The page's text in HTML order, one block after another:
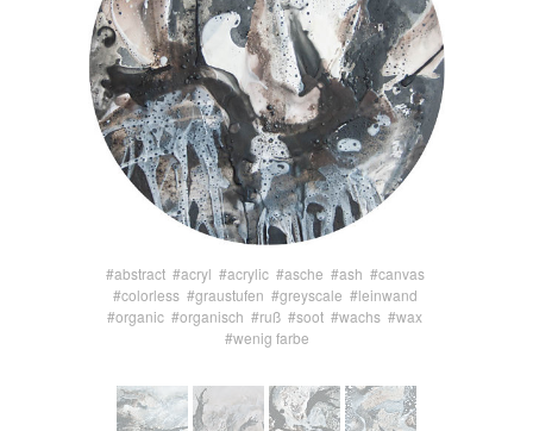
#abstract #acryl #acrylic #asche #ash #canvas
#colorless #graustufen #greyscale #leinwand
#organic #organisch #ruß #soot #wachs #wax
#wenig farbe